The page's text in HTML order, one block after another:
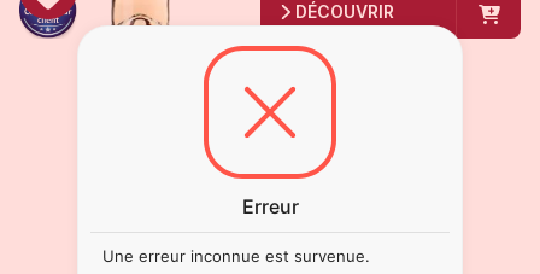
DÉCOUVRIR
DÉMON DE L'EVÊQUE
ROSÉ, VINS PIERRE
RICHARD
Erreur
Une erreur inconnue est survenue.